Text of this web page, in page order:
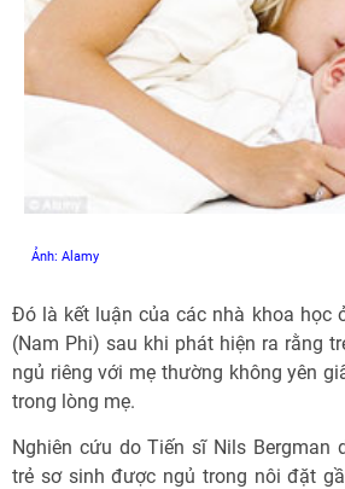
Ảnh: Alamy
Đó là kết luận của các nhà khoa học
(Nam Phi) sau khi phát hiện ra rằng
ngủ riêng với mẹ thường không yên
trong lòng mẹ.
Nghiên cứu do Tiến sĩ Nils Bergman
trẻ sơ sinh được ngủ trong nôi đặt